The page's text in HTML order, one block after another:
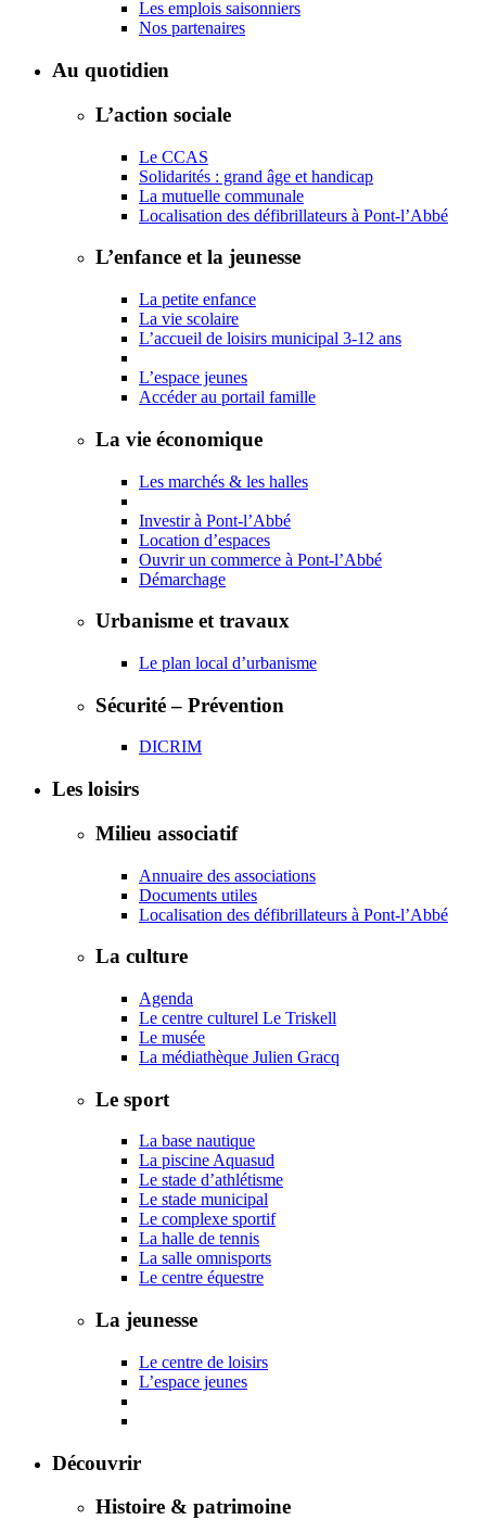
Les emplois saisonniers
Nos partenaires
Au quotidien
L’action sociale
Le CCAS
Solidarités : grand âge et handicap
La mutuelle communale
Localisation des défibrillateurs à Pont-l’Abbé
L’enfance et la jeunesse
La petite enfance
La vie scolaire
L’accueil de loisirs municipal 3-12 ans
L’espace jeunes
Accéder au portail famille
La vie économique
Les marchés & les halles
Investir à Pont-l’Abbé
Location d’espaces
Ouvrir un commerce à Pont-l’Abbé
Démarchage
Urbanisme et travaux
Le plan local d’urbanisme
Sécurité – Prévention
DICRIM
Les loisirs
Milieu associatif
Annuaire des associations
Documents utiles
Localisation des défibrillateurs à Pont-l’Abbé
La culture
Agenda
Le centre culturel Le Triskell
Le musée
La médiathèque Julien Gracq
Le sport
La base nautique
La piscine Aquasud
Le stade d’athlétisme
Le stade municipal
Le complexe sportif
La halle de tennis
La salle omnisports
Le centre équestre
La jeunesse
Le centre de loisirs
L’espace jeunes
Découvrir
Histoire & patrimoine